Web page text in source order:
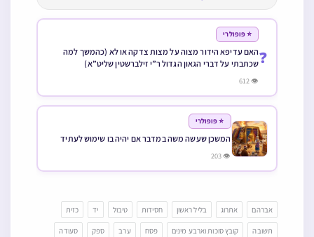
❓
⭐ פופולרי
האם עדיפא הידור מצוה על מצות צדקה או לא (כהמשך למה
שכתבתי על דברי הגאון הגדול ר”י זילברשטין שליט”א)
👁 612
⭐ פופולרי
המשכן שעשה משה במדבר אם יהיה בו שימוש לעתיד
👁 203
אברהם אתרוג בליל ראשון חסידות טיבול יד כזית
סעודה ספק ערב פסח קובץ סוכות וארבע מינים תשובה